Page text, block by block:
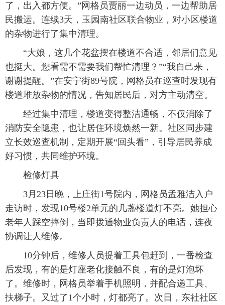
了，出入都方便。”网格员贾丽一边动员，一边帮助居
民搬运。连续3天，玉园南社区联合物业，对小区楼道
的杂物进行了集中清理。
“大娘，这几个花盆摆在楼道不合适，邻居们意见
也挺大。您看需不需要我们帮忙清理？”“我自己来，
谢谢提醒。”在安宁街89号院，网格员在巡查时发现有
楼道堆放杂物的情况，告知居民后，对方主动清空。
经过集中清理，楼道变得整洁通畅，不仅消除了
消防安全隐患，也让居住环境焕然一新。社区同步建
立长效巡查机制，定期开展“回头看”，引导居民养成
好习惯，共同维护环境。
检修灯具
3月23日晚，上庄街1号院内，网格员孟雅洁入户
走访时，发现10号楼2单元的几盏楼道灯不亮。她担心
老年人踩空摔倒，当即拨通物业负责人的电话，连夜
协调让人维修。
10分钟后，维修人员提着工具包赶到，一番检查
后发现，有的是灯座老化接触不良，有的是灯泡坏
了。维修时，网格员举着手机照明，并配合递工具、
扶梯子。又过了1个小时，灯都亮了。次日，东社社区